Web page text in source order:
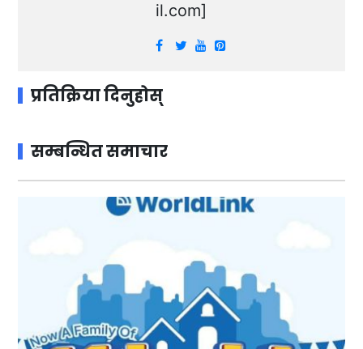
il.com]
प्रतिक्रिया दिनुहोस्
सम्बन्धित समाचार